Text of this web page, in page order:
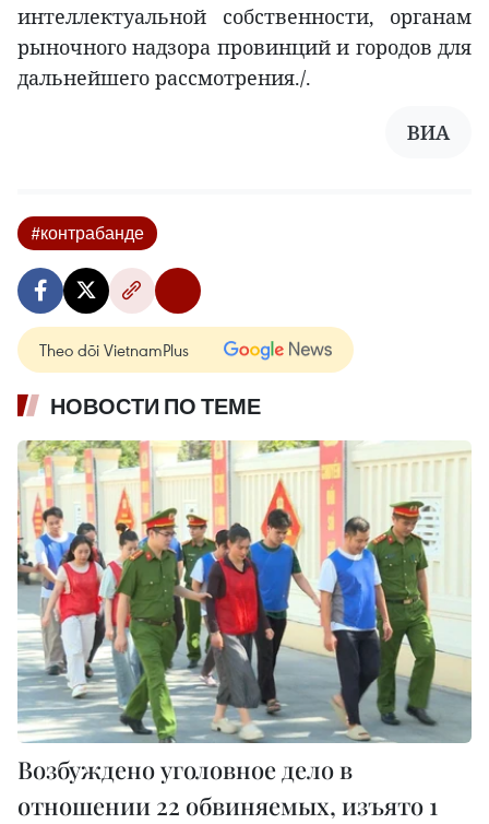
интеллектуальной собственности, органам
рыночного надзора провинций и городов для
дальнейшего рассмотрения./.
ВИА
#контрабанде
Theo dõi VietnamPlus
НОВОСТИ ПО ТЕМЕ
Возбуждено уголовное дело в
отношении 22 обвиняемых, изъято 1